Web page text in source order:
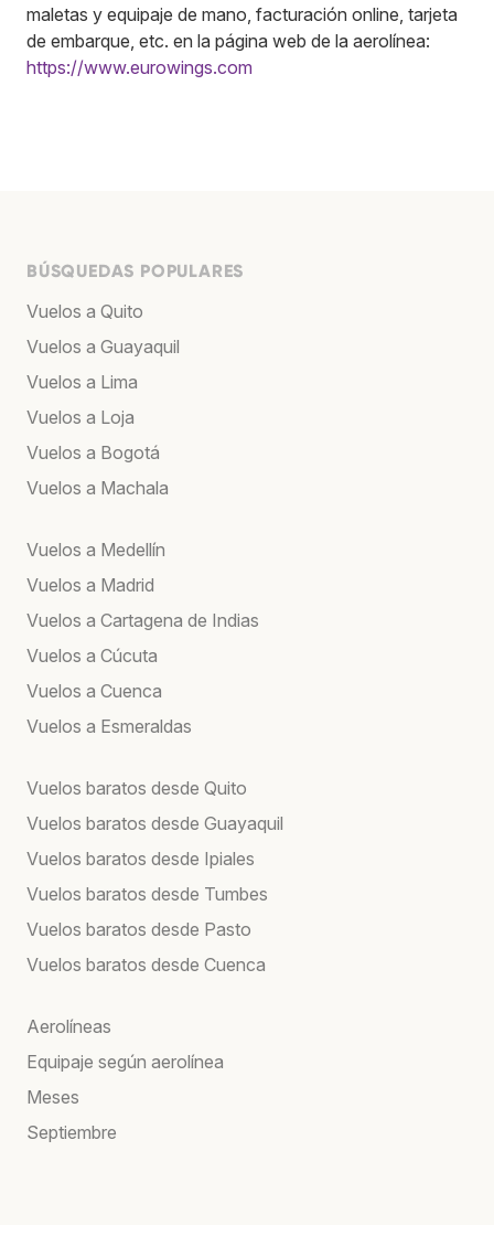
maletas y equipaje de mano, facturación online, tarjeta
de embarque, etc. en la página web de la aerolínea:
https://www.eurowings.com
BÚSQUEDAS POPULARES
Vuelos a Quito
Vuelos a Guayaquil
Vuelos a Lima
Vuelos a Loja
Vuelos a Bogotá
Vuelos a Machala
Vuelos a Medellín
Vuelos a Madrid
Vuelos a Cartagena de Indias
Vuelos a Cúcuta
Vuelos a Cuenca
Vuelos a Esmeraldas
Vuelos baratos desde Quito
Vuelos baratos desde Guayaquil
Vuelos baratos desde Ipiales
Vuelos baratos desde Tumbes
Vuelos baratos desde Pasto
Vuelos baratos desde Cuenca
Aerolíneas
Equipaje según aerolínea
Meses
Septiembre